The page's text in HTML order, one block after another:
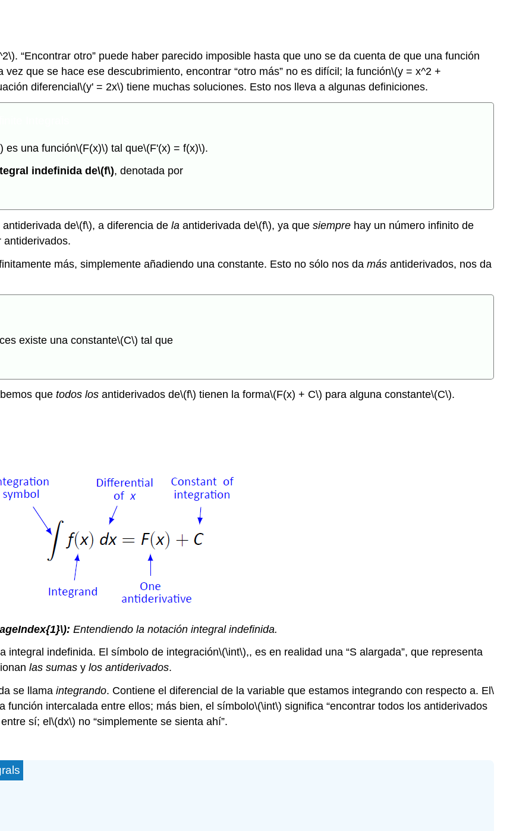
. “Encontrar otro” puede haber parecido imposible hasta que uno se da cuenta de que una función
vez que se hace ese descubrimiento, encontrar “otro más” no es difícil; la función\(y = x^2 +
diferencial \(y' = 2x\) tiene muchas soluciones. Esto nos lleva a algunas definiciones.
es una función\(F(x)\) tal que\(F'(x) = f(x)\).
indefinida de\(f\), denotada por
antiderivada de\(f\), a diferencia de la antiderivada de\(f\), ya que siempre hay un número infinito de
antiderivados.
más, simplemente añadiendo una constante. Esto no sólo nos da más antiderivados, nos da
existe una constante\(C\) tal que
que todos los antiderivados de\(f\) tienen la forma\(F(x) + C\) para alguna constante\(C\).
: Entendiendo la notación integral indefinida.
integral indefinida. El símbolo de integración\(\int\),, es en realidad una “S alargada”, que representa
las sumas y los antiderivados.
se llama integrando. Contiene el diferencial de la variable que estamos integrando con respecto a. El \
función intercalada entre ellos; más bien, el símbolo\(\int\) significa “encontrar todos los antiderivados
sí; el \(dx\) no “simplemente se sienta ahí”.